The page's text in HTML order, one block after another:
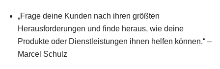
„Frage deine Kunden nach ihren größten
Herausforderungen und finde heraus, wie deine
Produkte oder Dienstleistungen ihnen helfen können.“ –
Marcel Schulz